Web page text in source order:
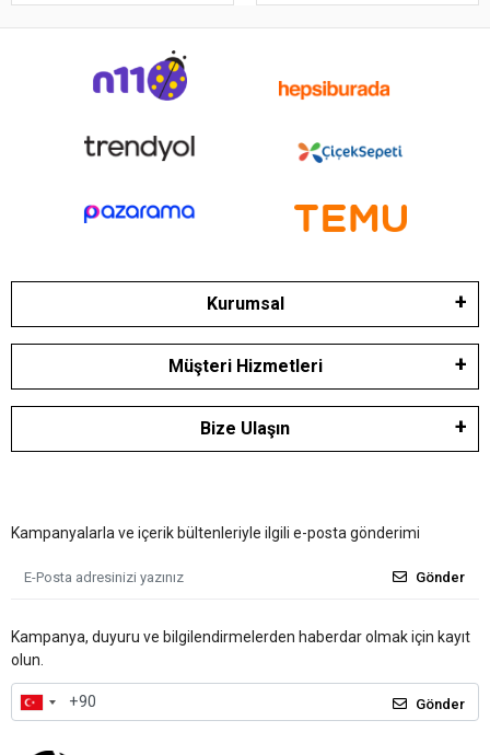
Kurumsal
Müşteri Hizmetleri
Bize Ulaşın
Kampanyalarla ve içerik bültenleriyle ilgili e-posta gönderimi
Gönder
Kampanya, duyuru ve bilgilendirmelerden haberdar olmak için kayıt
olun.
Gönder